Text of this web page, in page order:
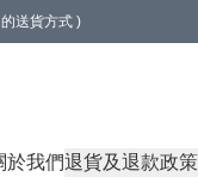
送貨方式 )
於我們退貨及退款政策